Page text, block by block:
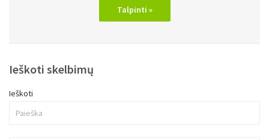
Talpinti »
Ieškoti skelbimų
Ieškoti